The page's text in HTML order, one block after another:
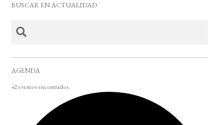
BUSCAR EN ACTUALIDAD
AGENDA
42 eventos encontrados.